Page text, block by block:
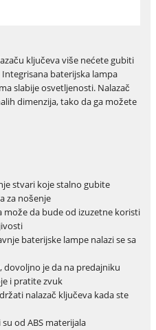
ključeva više nećete gubiti
baterijska lampa
slabije osvetljenosti. Nalazač
dimenzija, tako da ga možete
stvari koje stalno gubite
za nošenje
može da bude od izuzetne koristi
baterijske lampe nalazi se sa
dovoljno je da na predajniku
i pratite zvuk
nalazač ključeva kada ste
od ABS materijala